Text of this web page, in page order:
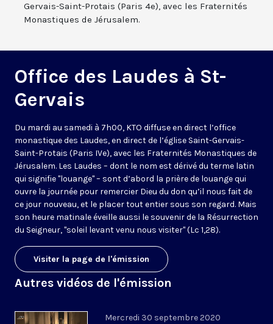
Gervais-Saint-Protais (Paris 4e), avec les Fraternités
Monastiques de Jérusalem.
Office des Laudes à St-
Gervais
Du mardi au samedi à 7h00, KTO diffuse en direct l’office
monastique des Laudes, en direct de l’église Saint-Gervais-
Saint-Protais (Paris IVe), avec les Fraternités Monastiques de
Jérusalem. Les Laudes – dont le nom est dérivé du terme latin
qui signifie "louange" – sont d’abord la prière de louange qui
ouvre la journée pour remercier Dieu du don qu’il nous fait de
ce jour nouveau, et le placer tout entier sous son regard. Mais
son heure matinale éveille aussi le souvenir de la Résurrection
du Seigneur, "soleil levant venu nous visiter" (Lc 1,28).
Visiter la page de l'émission
Autres vidéos de l'émission
Mercredi 30 septembre 2020